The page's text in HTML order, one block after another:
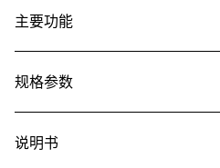
主要功能
规格参数
说明书